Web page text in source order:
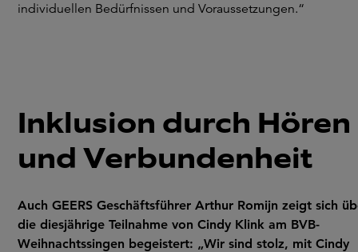
individuellen Bedürfnissen und Voraussetzungen.“
Inklusion durch Hören
und Verbundenheit
Auch GEERS Geschäftsführer Arthur Romijn zeigt sich
die diesjährige Teilnahme von Cindy Klink am BVB-
Weihnachtssingen begeistert: „Wir sind stolz, mit Cindy